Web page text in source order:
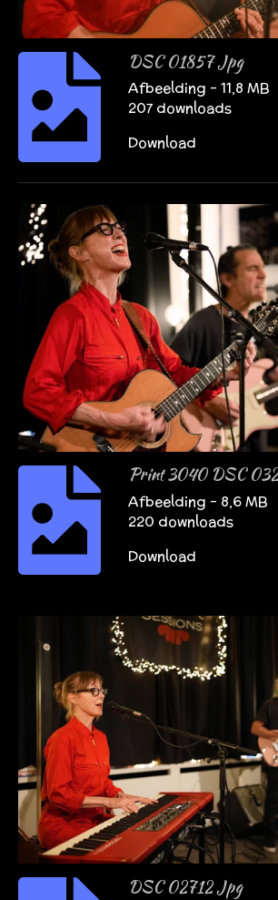
DSC 01857 Jpg
Afbeelding – 11,8 MB
207 downloads
Download
Print 3040 DSC
Afbeelding – 8,6 MB
220 downloads
Download
DSC 02712 Jpg